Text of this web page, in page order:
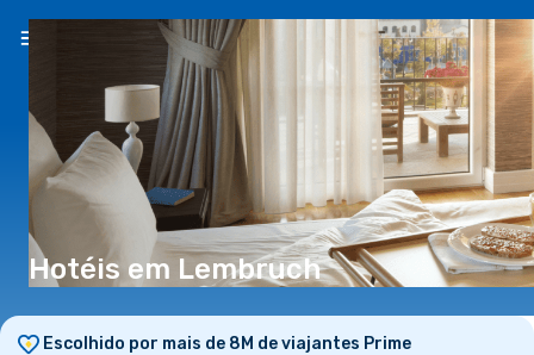
PT(€)
Hotéis em Lembruch
Escolhido por mais de 8M de viajantes Prime